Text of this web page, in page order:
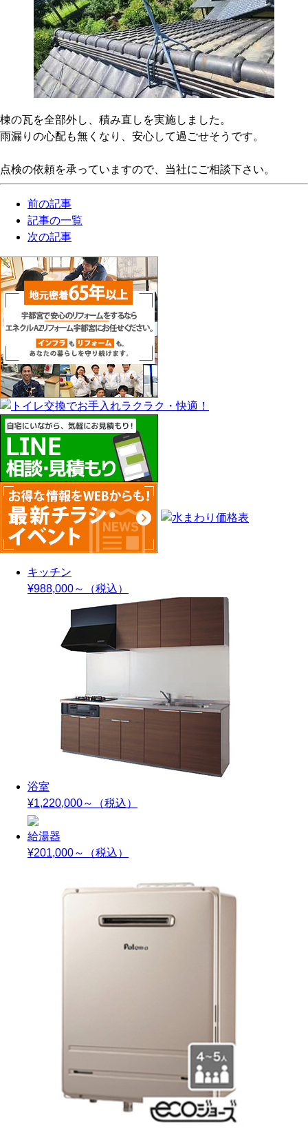
棟の瓦を全部外し、積み直しを実施しました。
雨漏りの心配も無くなり、安心して過ごせそうです。
点検の依頼を承っていますので、当社にご相談下さい。
前の記事
記事の一覧
次の記事
キッチン
¥988,000～
（税込）
浴室
¥1,220,000～
（税込）
給湯器
¥201,000～
（税込）